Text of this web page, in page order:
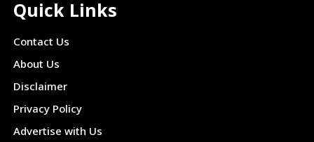
Quick Links
Contact Us
About Us
Disclaimer
Privacy Policy
Advertise with Us